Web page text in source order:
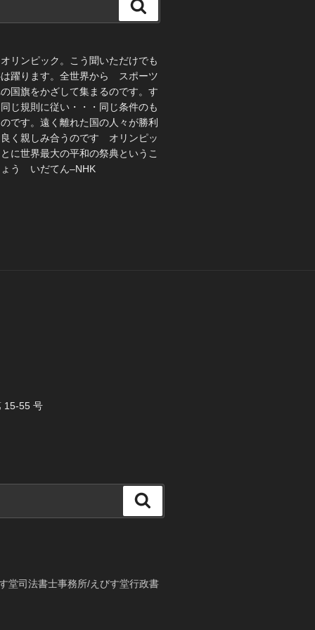
索
リンピック。こう聞いただけでも
躍ります。全世界から スポーツ
国旗をかざして集まるのです。す
じ規則に従い・・・同じ条件のも
です。遠く離れた国の人々が勝利
く親しみ合うのです オリンピッ
に世界最大の平和の祭典というこ
ょう いだてん–NHK
15-55 号
索
堂司法書士事務所/えびす堂行政書